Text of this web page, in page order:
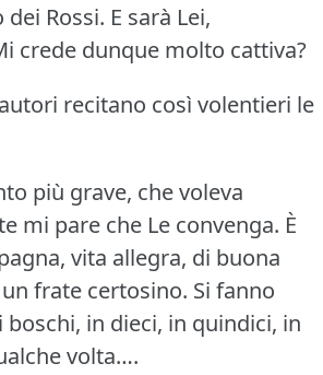
Rossi. E sarà Lei,
crede dunque molto cattiva?
recitano così volentieri le
più grave, che voleva
mi pare che Le convenga. È
vita allegra, di buona
frate certosino. Si fanno
in dieci, in quindici, in
volta….